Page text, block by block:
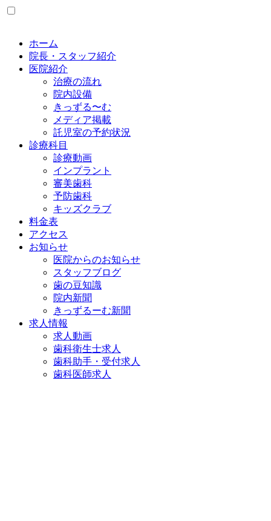
ホーム
院長・スタッフ紹介
医院紹介
治療の流れ
院内設備
きっずる〜む
メディア掲載
託児室の予約状況
診療科目
診療動画
インプラント
審美歯科
予防歯科
キッズクラブ
料金表
アクセス
お知らせ
医院からのお知らせ
スタッフブログ
歯の豆知識
院内新聞
きっずるーむ新聞
求人情報
求人動画
歯科衛生士求人
歯科助手・受付求人
歯科医師求人